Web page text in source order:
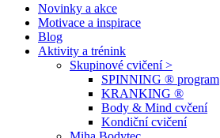
Novinky a akce
Motivace a inspirace
Blog
Aktivity a trénink
Skupinové cvičení >
SPINNING ® program
KRANKING ®
Body & Mind cvčení
Kondiční cvičení